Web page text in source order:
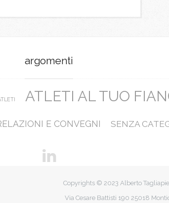
argomenti
ATLETI AL TUO
E CONVEGNI SENZA
Copyrights © 2023 Alberto
Via Cesare Battisti 190 25018